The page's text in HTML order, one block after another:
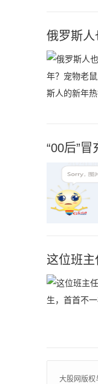
俄罗斯
“00后”
这位班
大股网版权